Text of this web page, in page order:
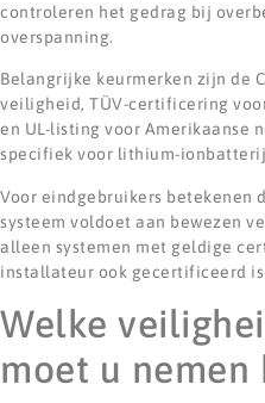
controleren het gedrag bij
overspanning.
Belangrijke keurmerken zijn de
veiligheid, TÜV-certificering
en UL-listing voor Amerikaanse
specifiek voor lithium-
Voor eindgebruikers betekenen
systeem voldoet aan bewezen
alleen systemen met geldige
installateur ook gecertificeerd
Welke
moet u